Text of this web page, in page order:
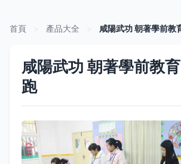
首頁 產品大全 咸陽武功 朝著學前教
咸陽武功 朝著學前教
跑